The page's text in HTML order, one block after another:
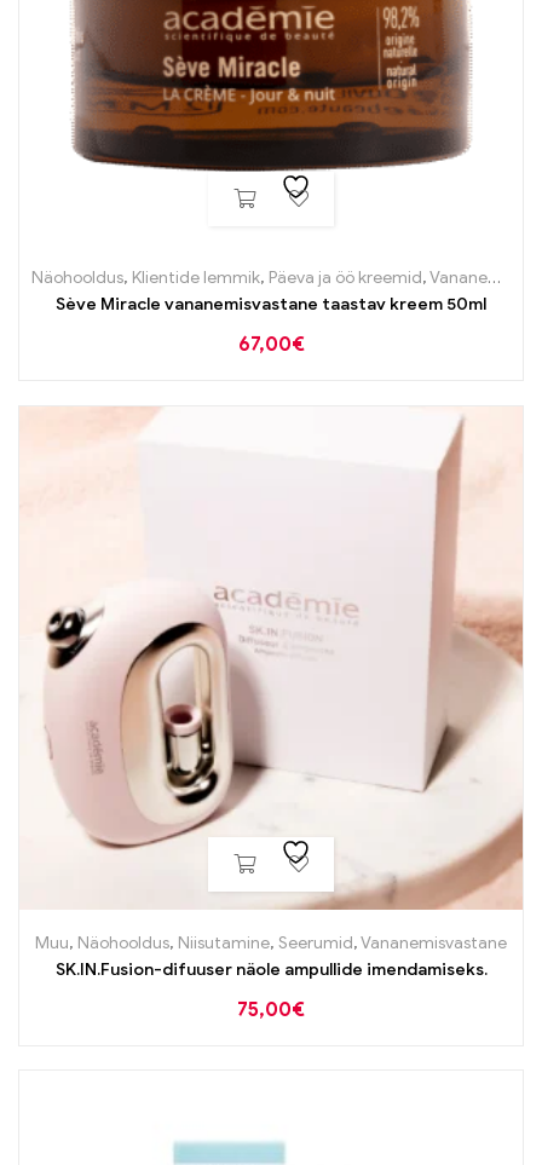
Näohooldus, Klientide lemmik, Päeva ja öö kreemid,Vananemisvastane
Sève Miracle vananemisvastane taastav kreem 50ml
67,00€
Muu, Näohooldus, Niisutamine, Seerumid,Vananemisvastane
SK.IN.Fusion-difuuser näole ampullide imendamiseks.
75,00€